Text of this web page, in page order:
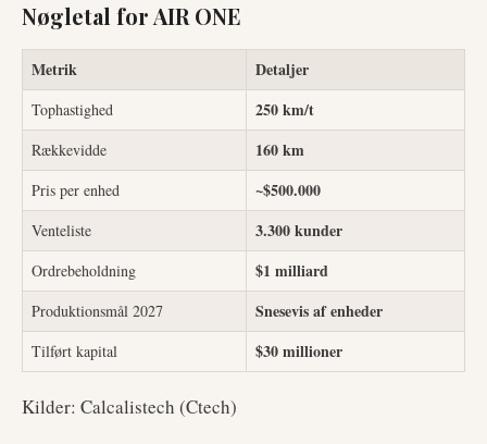
Nøgletal for AIR ONE
Metrik Detaljer
Tophastighed 250 km/t
Rækkevidde 160 km
Pris per enhed ~$500.000
Venteliste 3.300 kunder
Ordrebeholdning $1 milliard
Produktionsmål 2027 Snesevis af enheder
Tilført kapital $30 millioner
Kilder: Calcalistech (Ctech)